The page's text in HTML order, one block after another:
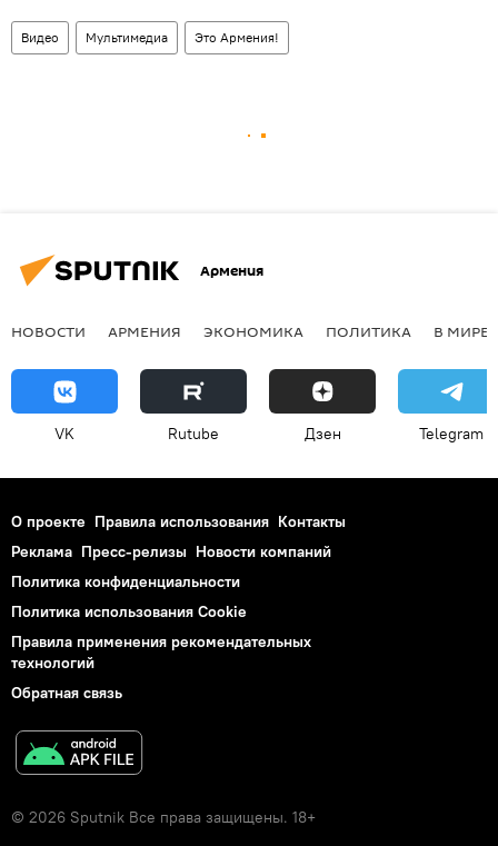
Видео Мультимедиа Это Армения!
Армения
НОВОСТИ АРМЕНИЯ ЭКОНОМИКА ПОЛИТИКА В МИРЕ
VK Rutube Дзен Telegram
О проекте Правила использования Контакты
Реклама Пресс-релизы Новости компаний
Политика конфиденциальности
Политика использования Cookie
Правила применения рекомендательных
технологий
Обратная связь
© 2026 Sputnik Все права защищены. 18+